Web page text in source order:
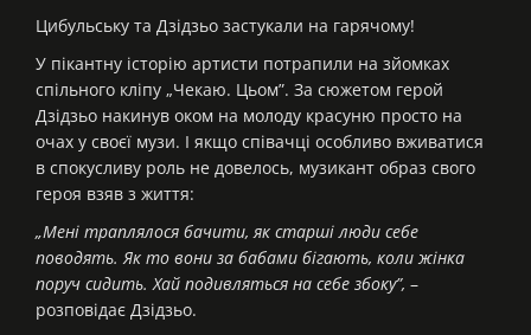
Цибульську та Дзідзьо застукали на гарячому!
У пікантну історію артисти потрапили на зйомках
спільного кліпу „Чекаю. Цьом”. За сюжетом герой
Дзідзьо накинув оком на молоду красуню просто на
очах у своєї музи. І якщо співачці особливо вживатися
в спокусливу роль не довелось, музикант образ свого
героя взяв з життя:
„Мені траплялося бачити, як старші люди себе
поводять. Як то вони за бабами бігають, коли жінка
поруч сидить. Хай подивляться на себе збоку”, –
розповідає Дзідзьо.